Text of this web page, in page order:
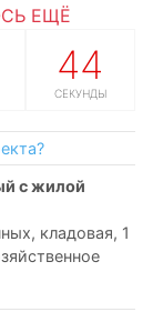
ЕЩЁ
43
СЕКУНДЫ
кладовая, 1